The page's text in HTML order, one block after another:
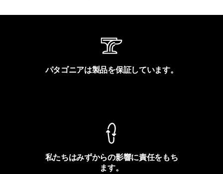
パタゴニアは製品を保証しています。
私たちはみずからの影響に責任をもち
ます。